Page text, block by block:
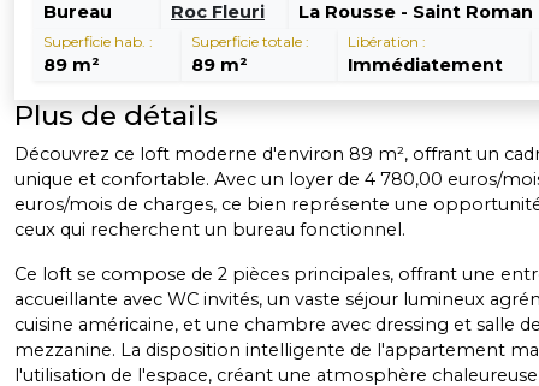
Bureau Roc Fleuri La Rousse - Saint Roman
Superficie hab. :
89 m²
Superficie totale :
89 m²
Libération :
Immédiatement
Plus de détails
Découvrez ce loft moderne d'environ 89 m², offrant un
unique et confortable. Avec un loyer de 4 780,00 euros/
euros/mois de charges, ce bien représente une
ceux qui recherchent un bureau fonctionnel.
Ce loft se compose de 2 pièces principales, offrant une
accueillante avec WC invités, un vaste séjour lumineux
cuisine américaine, et une chambre avec dressing et salle
mezzanine. La disposition intelligente de l'appartement
l'utilisation de l'espace, créant une atmosphère